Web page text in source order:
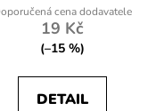
19 Kč
(–15 %)
DETAIL